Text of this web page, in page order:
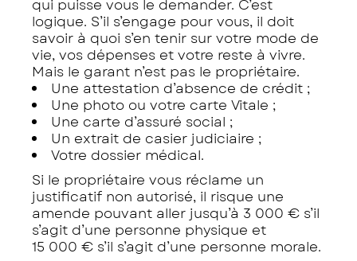
qui puisse vous le demander. C’est
logique. S’il s’engage pour vous, il doit
savoir à quoi s’en tenir sur votre mode de
vie, vos dépenses et votre reste à vivre.
Mais le garant n’est pas le propriétaire.
Une attestation d’absence de crédit ;
Une photo ou votre carte Vitale ;
Une carte d’assuré social ;
Un extrait de casier judiciaire ;
Votre dossier médical.
Si le propriétaire vous réclame un
justificatif non autorisé, il risque une
amende pouvant aller jusqu’à 3 000 € s’il
s’agit d’une personne physique et
15 000 € s’il s’agit d’une personne morale.